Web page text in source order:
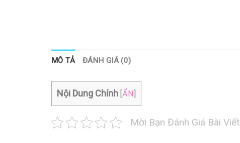
MÔ TẢ ĐÁNH GIÁ (0)
Nội Dung Chính ẨN
Mời Bạn Đánh Giá Bài Viết